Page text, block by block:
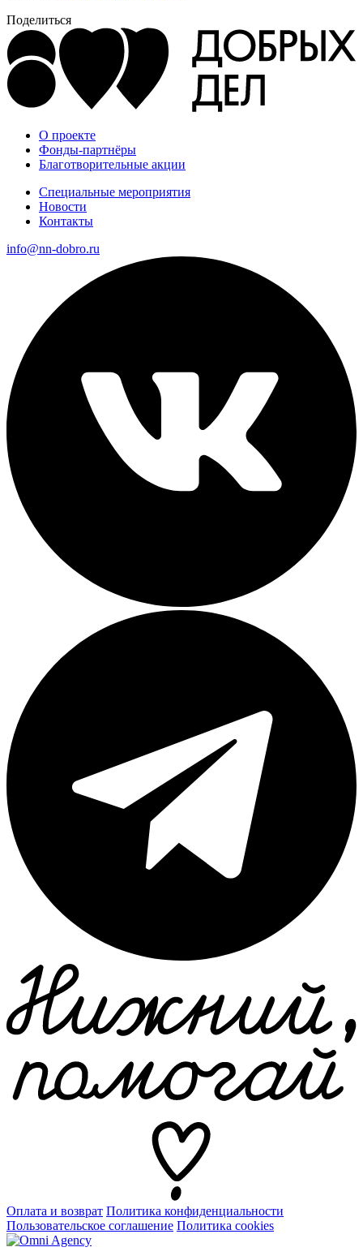
Поделиться
О проекте
Фонды-партнёры
Благотворительные акции
Специальные мероприятия
Новости
Контакты
info@nn-dobro.ru
Оплата и возврат Политика конфиденциальности
Пользовательское соглашение Политика cookies